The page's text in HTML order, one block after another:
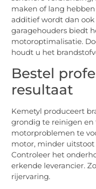
maken of lang
additief wordt dan ook
garagehouders biedt
motoroptimalisatie.
houdt u het
Bestel
resultaat
Kemetyl produceert
grondig te reinigen en
motorproblemen te
motor, minder uitstoot
Controleer het
erkende leverancier.
rijervaring.